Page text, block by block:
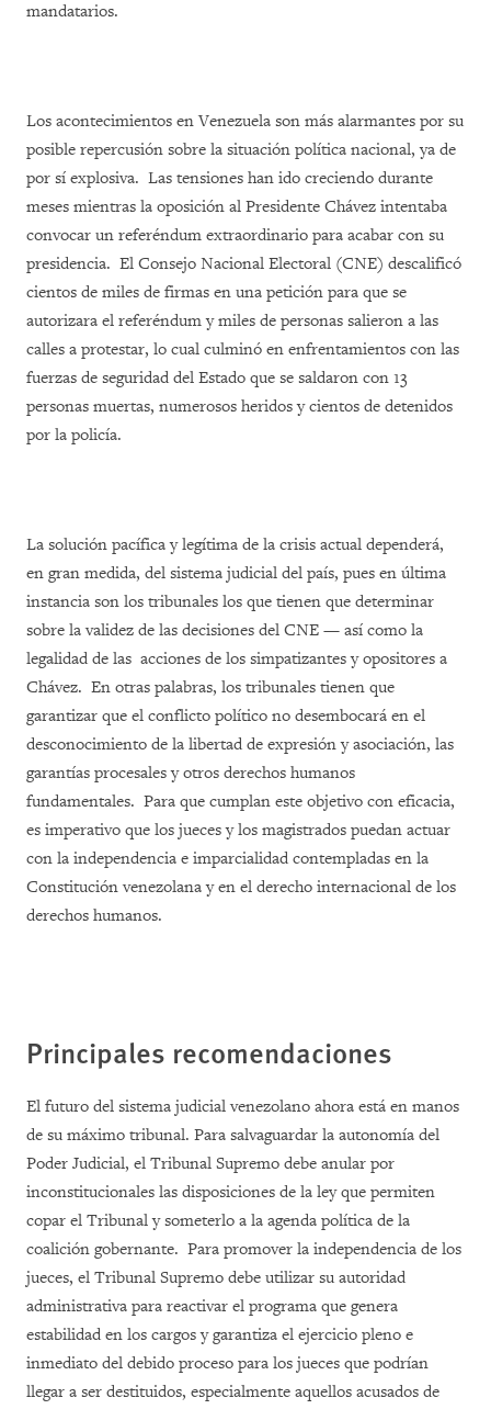
mandatarios.
Los acontecimientos en Venezuela son más alarmantes por su
posible repercusión sobre la situación política nacional, ya de
por sí explosiva. Las tensiones han ido creciendo durante
meses mientras la oposición al Presidente Chávez intentaba
convocar un referéndum extraordinario para acabar con su
presidencia. El Consejo Nacional Electoral (CNE) descalificó
cientos de miles de firmas en una petición para que se
autorizara el referéndum y miles de personas salieron a las
calles a protestar, lo cual culminó en enfrentamientos con las
fuerzas de seguridad del Estado que se saldaron con 13
personas muertas, numerosos heridos y cientos de detenidos
por la policía.
La solución pacífica y legítima de la crisis actual dependerá,
en gran medida, del sistema judicial del país, pues en última
instancia son los tribunales los que tienen que determinar
sobre la validez de las decisiones del CNE — así como la
legalidad de las acciones de los simpatizantes y opositores a
Chávez. En otras palabras, los tribunales tienen que
garantizar que el conflicto político no desembocará en el
desconocimiento de la libertad de expresión y asociación, las
garantías procesales y otros derechos humanos
fundamentales. Para que cumplan este objetivo con eficacia,
es imperativo que los jueces y los magistrados puedan actuar
con la independencia e imparcialidad contempladas en la
Constitución venezolana y en el derecho internacional de los
derechos humanos.
Principales recomendaciones
El futuro del sistema judicial venezolano ahora está en manos
de su máximo tribunal. Para salvaguardar la autonomía del
Poder Judicial, el Tribunal Supremo debe anular por
inconstitucionales las disposiciones de la ley que permiten
copar el Tribunal y someterlo a la agenda política de la
coalición gobernante. Para promover la independencia de los
jueces, el Tribunal Supremo debe utilizar su autoridad
administrativa para reactivar el programa que genera
estabilidad en los cargos y garantiza el ejercicio pleno e
inmediato del debido proceso para los jueces que podrían
llegar a ser destituidos, especialmente aquellos acusados de